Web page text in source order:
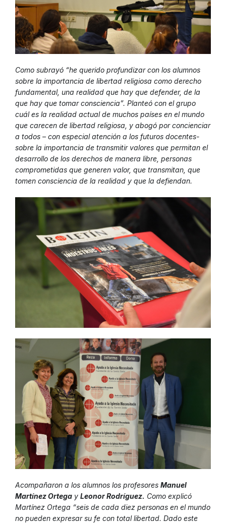
Como subrayó “he querido profundizar con los alumnos
sobre la importancia de libertad religiosa como derecho
fundamental, una realidad que hay que defender, de la
que hay que tomar consciencia”. Planteó con el grupo
cuál es la realidad actual de muchos países en el mundo
que carecen de libertad religiosa, y abogó por concienciar
a todos – con especial atención a los futuros docentes-
sobre la importancia de transmitir valores que permitan el
desarrollo de los derechos de manera libre, personas
comprometidas que generen valor, que transmitan, que
tomen consciencia de la realidad y que la defiendan.
Acompañaron a los alumnos los profesores Manuel
Martínez Ortega y Leonor Rodríguez. Como explicó
Martínez Ortega “seis de cada diez personas en el mundo
no pueden expresar su fe con total libertad. Dado este